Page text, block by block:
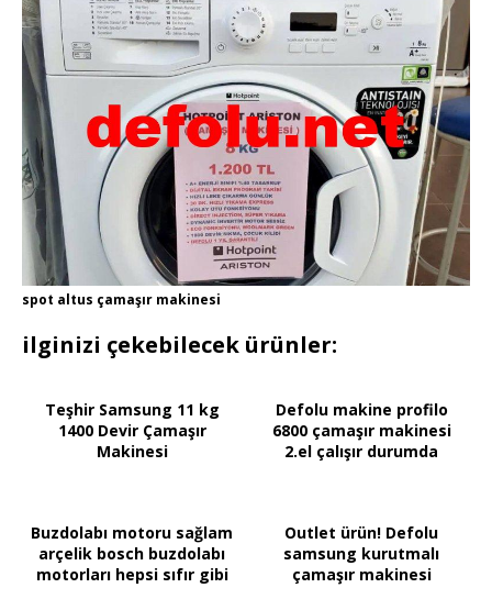
spot altus çamaşır makinesi
ilginizi çekebilecek ürünler:
Teşhir Samsung 11 kg
1400 Devir Çamaşır
Makinesi
Defolu makine profilo
6800 çamaşır makinesi
2.el çalışır durumda
Buzdolabı motoru sağlam
arçelik bosch buzdolabı
motorları hepsi sıfır gibi
Outlet ürün! Defolu
samsung kurutmalı
çamaşır makinesi